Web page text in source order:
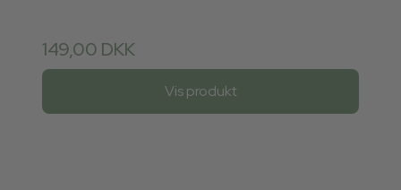
149,00 DKK
Vis produkt